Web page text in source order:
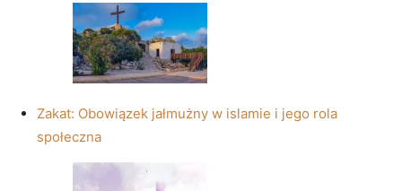
Zakat: Obowiązek jałmużny w islamie i jego rola
społeczna